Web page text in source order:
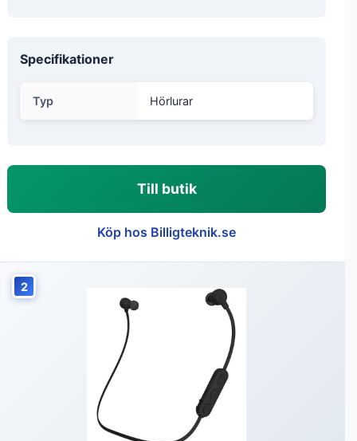
Specifikationer
Typ Hörlurar
Till butik
Köp hos Billigteknik.se
2